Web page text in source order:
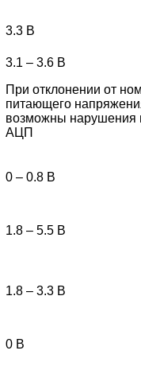
3.3 В
3.1 – 3.6 В
При отклонении от
питающего
возможны нарушения
АЦП
0 – 0.8 В
1.8 – 5.5 В
1.8 – 3.3 В
0 В